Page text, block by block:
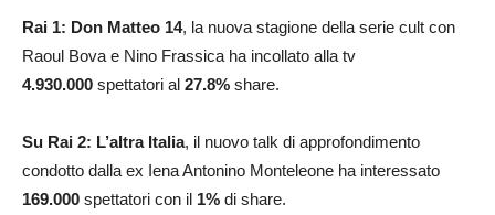
Rai 1: Don Matteo 14, la nuova stagione della serie cult con
Raoul Bova e Nino Frassica ha incollato alla tv
4.930.000 spettatori al 27.8% share.
Su Rai 2: L’altra Italia, il nuovo talk di approfondimento
condotto dalla ex Iena Antonino Monteleone ha interessato
169.000 spettatori con il 1% di share.